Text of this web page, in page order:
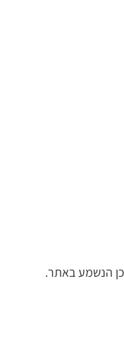
הנשמע באתר.